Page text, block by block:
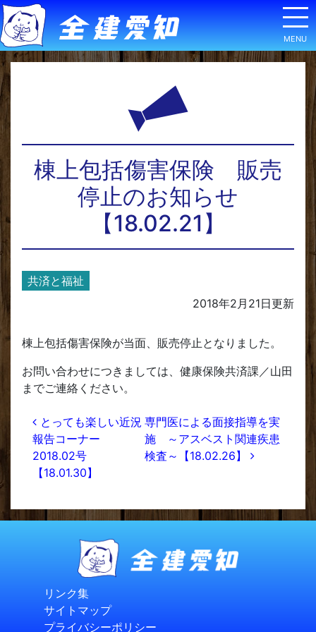
棟上包括傷害保険 販売
停止のお知らせ
【18.02.21】
共済と福祉
2018年2月21日更新
棟上包括傷害保険が当面、販売停止となりました。
お問い合わせにつきましては、健康保険共済課／山田
までご連絡ください。
投稿ナビゲーション
とっても楽しい近況
報告コーナー
2018.02号
【18.01.30】
専門医による面接指導を実
施 ～アスベスト関連疾患
検査～【18.02.26】
リンク集
サイトマップ
プライバシーポリシー